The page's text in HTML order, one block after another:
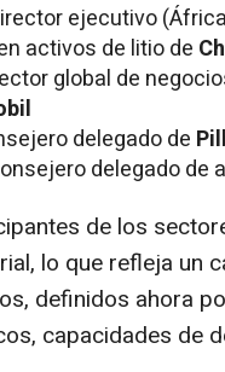
ejecutivo
activos de litio de
global de
delegado de
delegado de
de los
lo que refleja un
definidos ahora
capacidades de